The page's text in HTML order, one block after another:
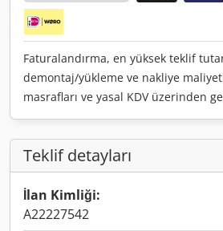
Faturalandırma, en yüksek teklif
demontaj/yükleme ve nakliye
masrafları ve yasal KDV üzerinden
Teklif detayları
İlan Kimliği:
A22227542